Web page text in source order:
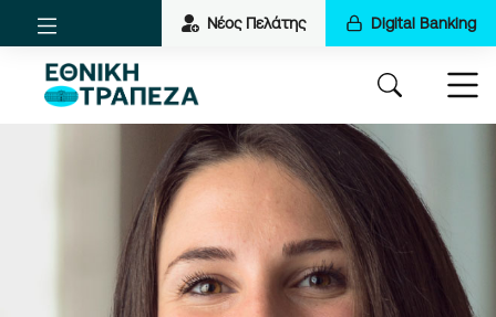
Νέος Πελάτης Digital Banking